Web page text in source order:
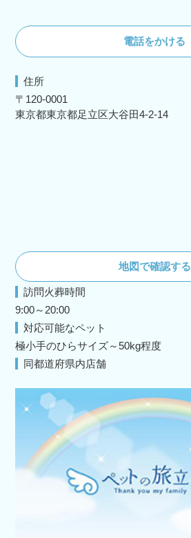
電話をかける
住所
〒120-0001
東京都東京都足立区大谷田4-2-14
地図で確認する
訪問火葬時間
9:00～20:00
対応可能なペット
極小手のひらサイズ～50kg程度
同都道府県内店舗